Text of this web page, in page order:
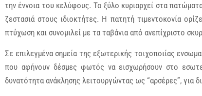
την έννοια του κελύφους. Το ξύλο κυριαρχεί στα
ζεστασιά στους ιδιοκτήτες. Η πατητή τιμεντοκονία
πτύχωση και συνομιλεί με τα ταβάνια από ανεπίχριστο
Σε επιλεγμένα σημεία της εξωτερικής τοιχοποιίας
που αφήνουν δέσμες φωτός να εισχωρήσουν στο
δυνατότητα ανάκλησης λειτουργώντας ως “αρσέρες”, για